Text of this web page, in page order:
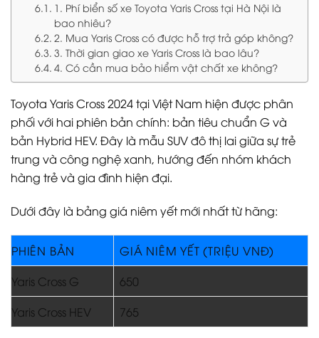
1. Phí biển số xe Toyota Yaris Cross tại Hà Nội là
bao nhiêu?
2. Mua Yaris Cross có được hỗ trợ trả góp không?
3. Thời gian giao xe Yaris Cross là bao lâu?
4. Có cần mua bảo hiểm vật chất xe không?
Toyota Yaris Cross 2024 tại Việt Nam hiện được phân
phối với hai phiên bản chính: bản tiêu chuẩn G và
bản Hybrid HEV. Đây là mẫu SUV đô thị lai giữa sự trẻ
trung và công nghệ xanh, hướng đến nhóm khách
hàng trẻ và gia đình hiện đại.
Dưới đây là bảng giá niêm yết mới nhất từ hãng:
PHIÊN BẢN
GIÁ NIÊM YẾT (TRIỆU VNĐ)
Yaris Cross G
650
Yaris Cross HEV
765